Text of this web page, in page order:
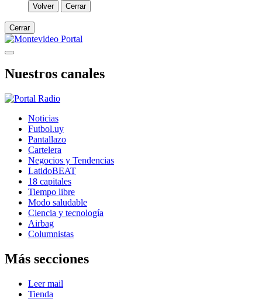
Volver Cerrar
Cerrar
Nuestros canales
Noticias
Futbol.uy
Pantallazo
Cartelera
Negocios y Tendencias
LatidoBEAT
18 capitales
Tiempo libre
Modo saludable
Ciencia y tecnología
Airbag
Columnistas
Más secciones
Leer mail
Tienda